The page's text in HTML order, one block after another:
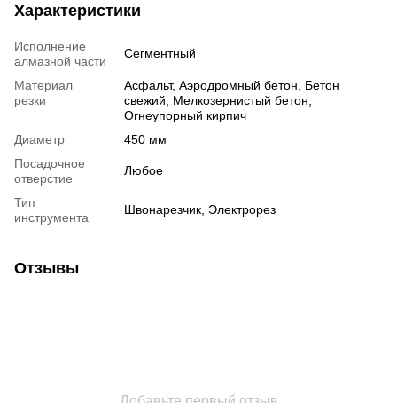
Характеристики
Исполнение
алмазной части
Сегментный
Материал
резки
Асфальт, Аэродромный бетон, Бетон
свежий, Мелкозернистый бетон,
Огнеупорный кирпич
Диаметр
450 мм
Посадочное
отверстие
Любое
Тип
инструмента
Швонарезчик, Электрорез
Отзывы